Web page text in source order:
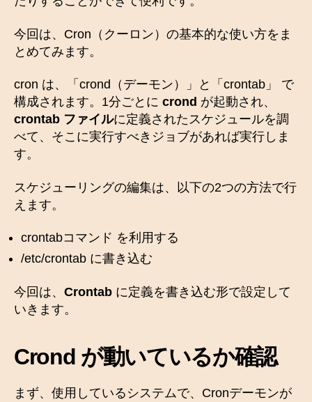
今回は、Cron（クーロン）の基本的な使い方をま
とめてみます。
cron は、「crond（デーモン）」と「crontab」 で
構成されます。1分ごとに crond が起動され、
crontab ファイルに定義されたスケジュールを調
べて、そこに実行すべきジョブがあれば実行しま
す。
スケジューリングの編集は、以下の2つの方法で行
えます。
crontabコマンド を利用する
/etc/crontab に書き込む
今回は、 Crontab に定義を書き込む形で設定して
いきます。
Crond が動いているか確認
まず、使用しているシステムで、Cronデーモンが